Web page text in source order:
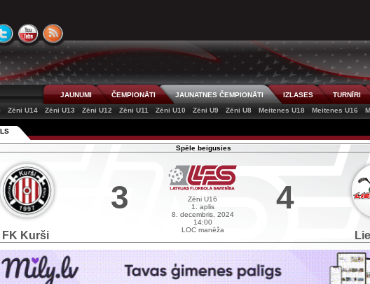
JAUNUMI ČEMPIONĀTI JAUNATNES ČEMPIONĀTI IZLASES TURNĪRI
Zēni U14 Zēni U13 Zēni U12 Zēni U11 Zēni U10 Zēni U9 Zēni U8 Meitenes U18 Meitenes U16
Spēle beigusies
FK Kurši
3
Zēni U16
1. aplis
8. decembris, 2024
14:00
LOC manēža
4